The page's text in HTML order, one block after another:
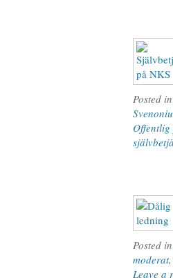
Posted
Posted in
moderat,
Leave a